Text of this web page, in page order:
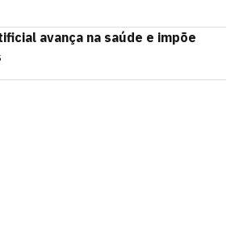
avança na saúde e impõe